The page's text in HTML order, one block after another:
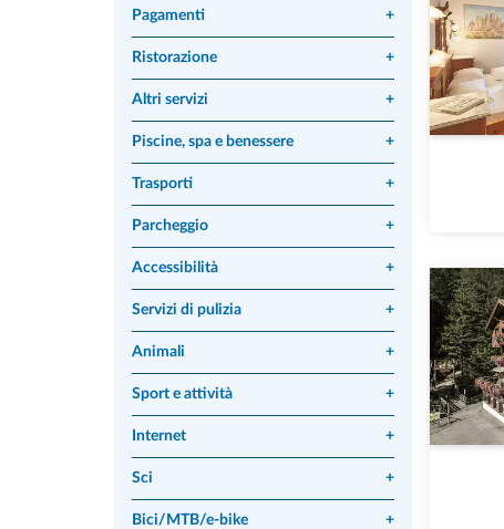
Pagamenti +
Ristorazione +
Altri servizi +
Piscine, spa e benessere +
Trasporti +
Parcheggio +
Accessibilità +
Servizi di pulizia +
Animali +
Sport e attività +
Internet +
Sci +
Bici/MTB/e-bike +